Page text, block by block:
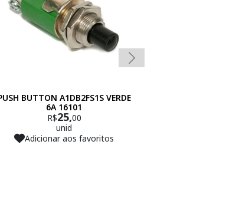
BUTTON A1DB2FS1S VERDE
6A 16101
R$25,00
unid
Adicionar aos favoritos